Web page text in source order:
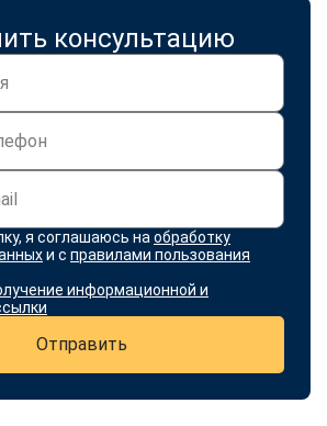
консультацию
я соглашаюсь на обработку
и с правилами пользования
информационной и
Отправить